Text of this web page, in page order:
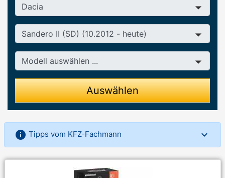
Baureihe
Modell
Auswählen
info Tipps vom KFZ-Fachmann